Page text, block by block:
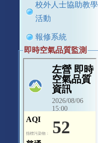
校外人士協助教學
活動
報修系統
即時空氣品質監測